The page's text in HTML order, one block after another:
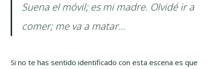
Suena el móvil; es mi madre. Olvidé ir a
comer; me va a matar…
Si no te has sentido identificado con esta escena es que